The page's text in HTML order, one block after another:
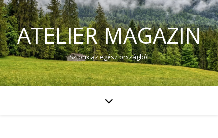
ATELIER MAGAZIN
Sztorik az egész országból